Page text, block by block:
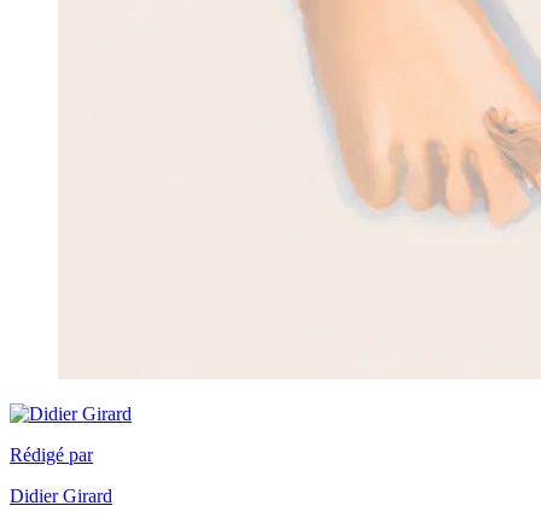
Rédigé par
Didier Girard